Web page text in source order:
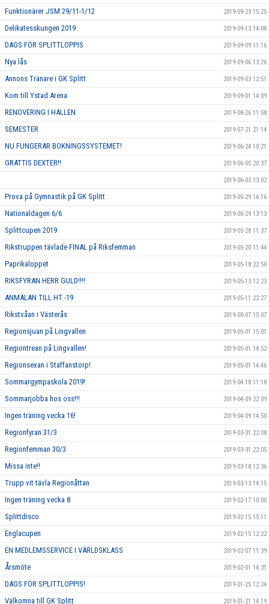
Funktionärer JSM 29/11-1/12 2019-09-23 15:25
Delikatesskungen 2019 2019-09-13 14:08
DAGS FÖR SPLITTLOPPIS 2019-09-09 11:16
Nya lås 2019-09-06 13:26
Annons Tränare i GK Splitt 2019-09-03 12:51
Kom till Ystad Arena 2019-09-01 14:09
RENOVERING I HALLEN 2019-08-26 11:58
SEMESTER 2019-07-21 21:14
NU FUNGERAR BOKNINGSSYSTEMET! 2019-06-24 10:21
GRATTIS DEXTER!! 2019-06-05 20:37
2019-06-03 13:02
Prova på Gymnastik på GK Splitt 2019-05-29 16:16
Nationaldagen 6/6 2019-05-29 13:13
Splittcupen 2019 2019-05-28 11:37
Rikstruppen tävlade FINAL på Riksfemman 2019-05-20 11:44
Paprikaloppet 2019-05-18 22:50
RIKSFYRAN HERR GULD!!!! 2019-05-13 12:23
ANMÄLAN TILL HT -19 2019-05-11 22:27
Rikstvåan i Västerås 2019-05-07 15:07
Regionsjuan på Lingvallen 2019-05-01 15:01
Regiontrean på Lingvallen! 2019-05-01 14:52
Regionsexan i Staffanstorp! 2019-05-01 14:46
Sommargympaskola 2019! 2019-04-18 11:18
Sommarjobba hos oss!!! 2019-04-09 22:09
Ingen träning vecka 16! 2019-04-09 14:50
Regionfyran 31/3 2019-03-31 22:08
Regionfemman 30/3 2019-03-31 22:05
Missa inte!! 2019-03-18 12:36
Trupp vit tävla Regionåttan 2019-03-13 14:15
Ingen träning vecka 8 2019-02-17 10:00
Splittdisco 2019-02-15 15:11
Englacupen 2019-02-15 12:22
EN MEDLEMSSERVICE I VÄRLDSKLASS 2019-02-07 11:39
Årsmöte 2019-02-01 14:31
DAGS FÖR SPLITTLOPPIS! 2019-01-25 12:24
Välkomna till GK Splitt 2019-01-21 14:19